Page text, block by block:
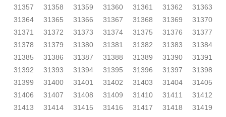
31357
31358 31359 31360 31361 31362
31363
31364
31365 31366 31367 31368 31369
31370
31371
31372 31373 31374 31375 31376
31377
31378
31379 31380 31381 31382 31383
31384
31385
31386 31387 31388 31389 31390
31391
31392
31393 31394 31395 31396 31397
31398
31399
31400 31401 31402 31403 31404
31405
31406
31407 31408 31409 31410 31411
31412
31413
31414 31415 31416 31417 31418
31419